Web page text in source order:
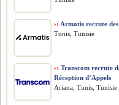
›› Armatis recrute
Tunis, Tunisie
›› Transcom recrute
Réception d’Appels
Ariana, Tunis, Tunisie